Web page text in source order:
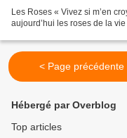
Les Roses « Vivez si m’en
aujourd’hui les roses de la
< Page précédente
Hébergé par Overblog
Top articles